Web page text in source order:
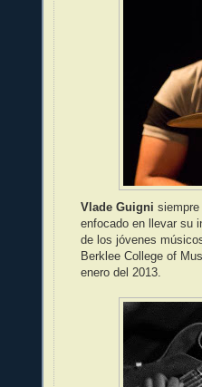
Vlade Guigni
enfocado en llevar su
de los jóvenes
Berklee College of
enero del 2013.